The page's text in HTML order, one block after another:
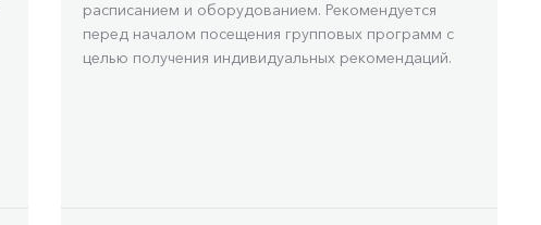
расписанием и оборудованием. Рекомендуется
перед началом посещения групповых программ с
целью получения индивидуальных рекомендаций.